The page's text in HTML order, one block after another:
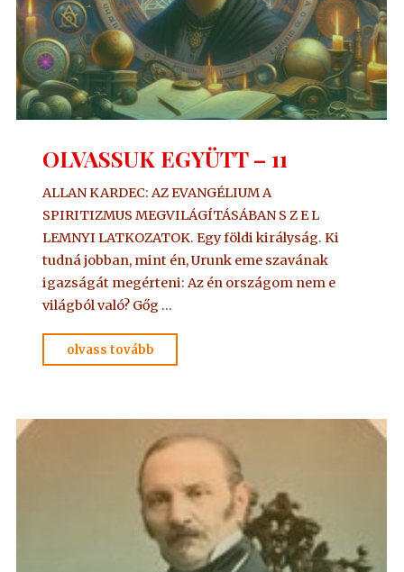
OLVASSUK EGYÜTT – 11
ALLAN KARDEC: AZ EVANGÉLIUM A
SPIRITIZMUS MEGVILÁGÍTÁSÁBAN S Z E L
LEMNYI LATKOZATOK. Egy földi királyság. Ki
tudná jobban, mint én, Urunk eme szavának
igazságát megérteni: Az én országom nem e
világból való? Gőg …
olvass tovább
EGYÜTT
11"